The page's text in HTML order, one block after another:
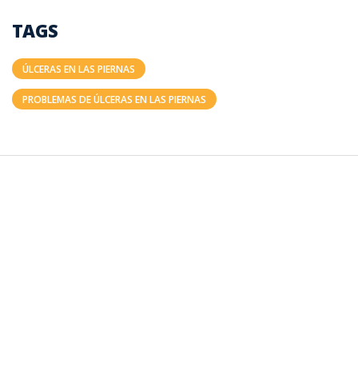
TAGS
ÚLCERAS EN LAS PIERNAS
PROBLEMAS DE ÚLCERAS EN LAS PIERNAS